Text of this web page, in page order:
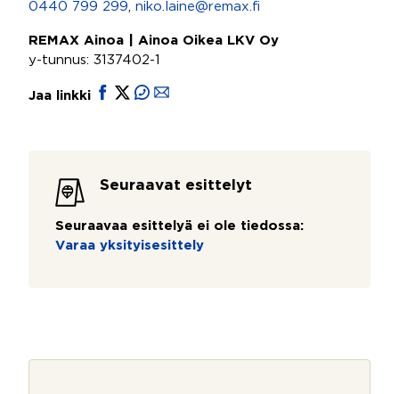
0440 799 299
niko.laine@remax.fi
REMAX Ainoa | Ainoa Oikea LKV Oy
y-tunnus: 3137402-1
Jaa linkki
Seuraavat esittelyt
Seuraavaa esittelyä ei ole tiedossa:
Varaa yksityisesittely